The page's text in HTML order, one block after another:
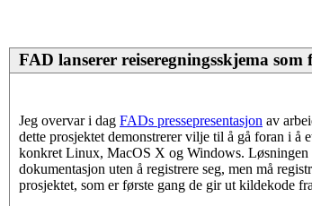
FAD lanserer reiseregningsskjema
Jeg overvar i dag FADs pressepresentasjon av
dette prosjektet demonstrerer vilje til å gå foran i å
konkret Linux, MacOS X og Windows. Løsningen
dokumentasjon uten å registrere seg, men må
prosjektet, som er første gang de gir ut kildekode